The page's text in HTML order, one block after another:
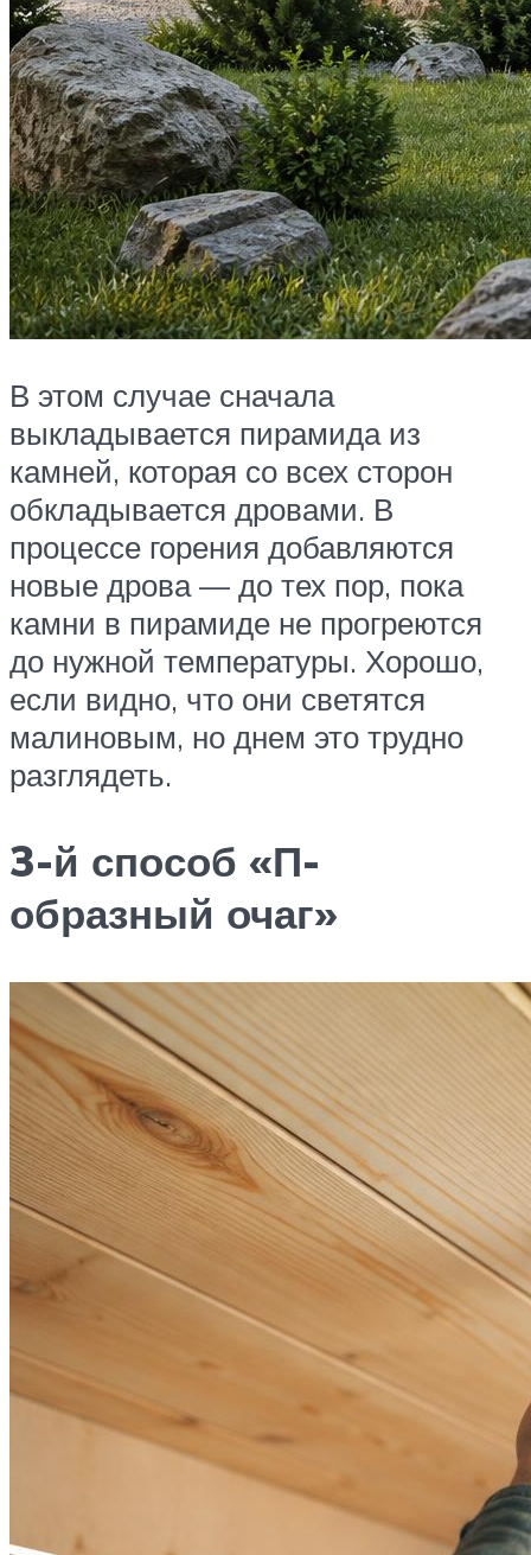
В этом случае сначала
выкладывается пирамида из
камней, которая со всех сторон
обкладывается дровами. В
процессе горения добавляются
новые дрова — до тех пор, пока
камни в пирамиде не прогреются
до нужной температуры. Хорошо,
если видно, что они светятся
малиновым, но днем это трудно
разглядеть.
3-й способ «П-
образный очаг»